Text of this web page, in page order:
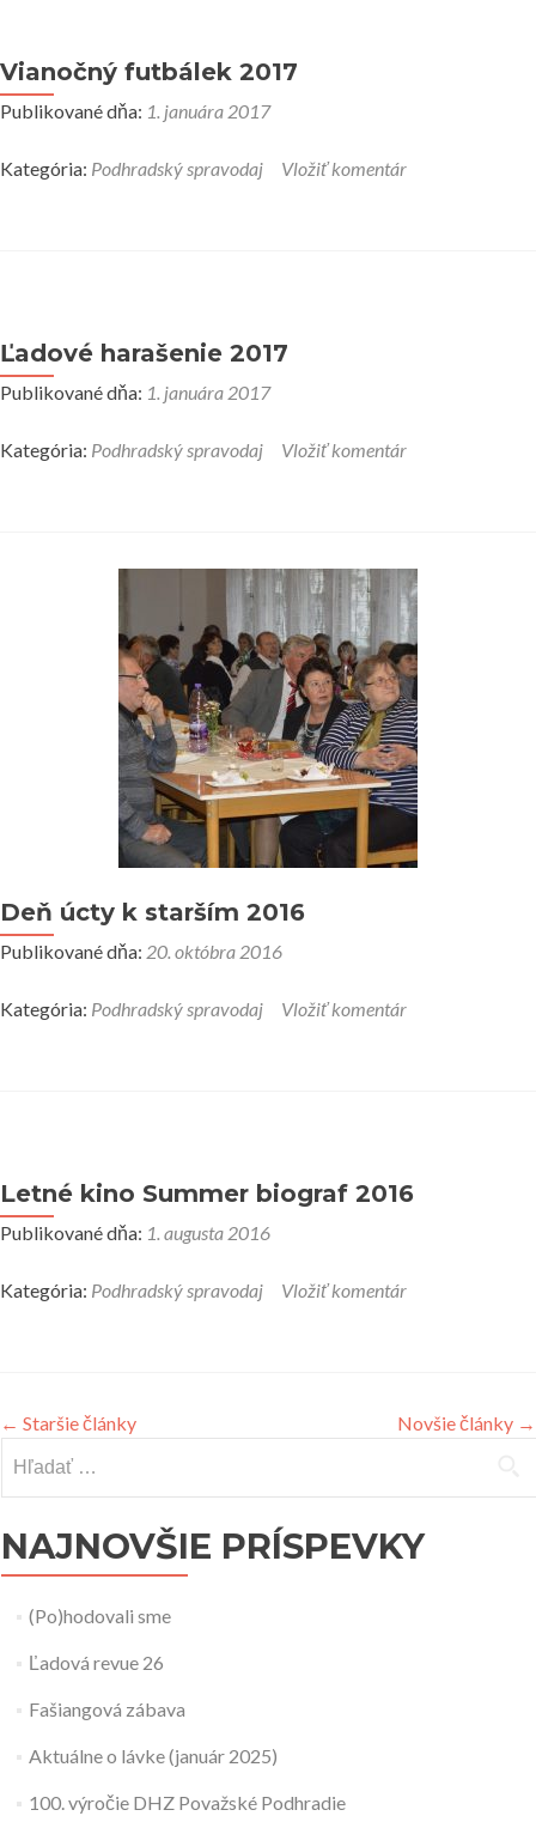
Vianočný futbálek 2017
Publikované dňa: 1. januára 2017
Kategória: Podhradský spravodaj Vložiť komentár
Ľadové harašenie 2017
Publikované dňa: 1. januára 2017
Kategória: Podhradský spravodaj Vložiť komentár
Deň úcty k starším 2016
Publikované dňa: 20. októbra 2016
Kategória: Podhradský spravodaj Vložiť komentár
Letné kino Summer biograf 2016
Publikované dňa: 1. augusta 2016
Kategória: Podhradský spravodaj Vložiť komentár
← Staršie články Novšie články →
NAJNOVŠIE PRÍSPEVKY
(Po)hodovali sme
Ľadová revue 26
Fašiangová zábava
Aktuálne o lávke (január 2025)
100. výročie DHZ Považské Podhradie